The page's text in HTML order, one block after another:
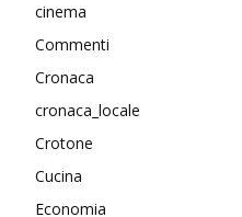
cinema
Commenti
Cronaca
cronaca_locale
Crotone
Cucina
Economia